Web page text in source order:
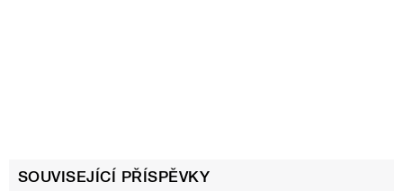
SOUVISEJÍCÍ PŘÍSPĚVKY